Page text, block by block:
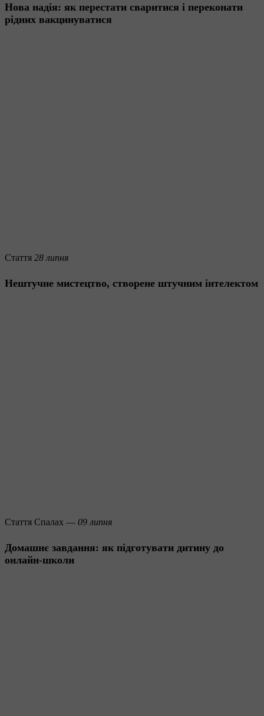
Нова надія: як перестати сваритися і переконати
рідних вакцинуватися
Стаття 28 липня
Нештучне мистецтво, створене штучним інтелектом
Стаття Спалах — 09 липня
Домашнє завдання: як підготувати дитину до
онлайн-школи